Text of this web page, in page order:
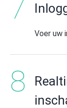
Voer uw